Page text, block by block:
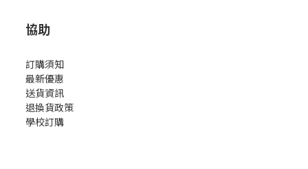
協助
訂購須知
最新優惠
送貨資訊
退換貨政策
學校訂購